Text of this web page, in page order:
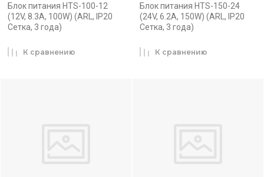
Блок питания HTS-100-12
(12V, 8.3A, 100W) (ARL, IP20
Сетка, 3 года)
К сравнению
Блок питания HTS-150-24
(24V, 6.2A, 150W) (ARL, IP20
Сетка, 3 года)
К сравнению